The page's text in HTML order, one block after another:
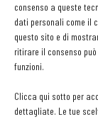
consenso a queste
dati personali come il
questo sito e di
ritirare il consenso
funzioni.
Clicca qui sotto per
dettagliate. Le tue
Martino Ruggieri
Ruggieri, torna in
scenografica
Salvatore